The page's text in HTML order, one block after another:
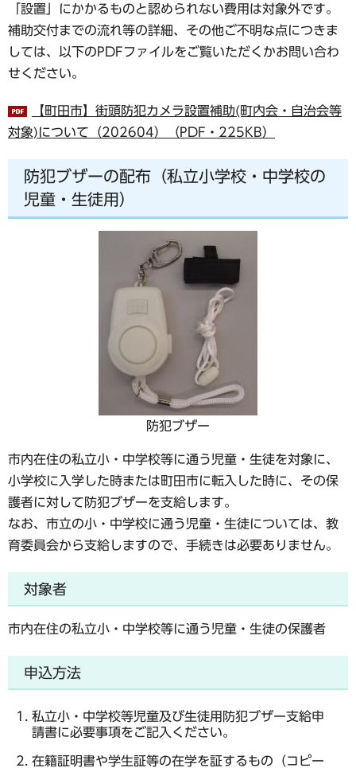
「設置」にかかるものと認められない費用は対象外です。
補助交付までの流れ等の詳細、その他ご不明な点につきま
しては、以下のPDFファイルをご覧いただくかお問い合わ
せください。
【町田市】街頭防犯カメラ設置補助(町内会・自治会等
対象)について（202604）（PDF・225KB）
防犯ブザーの配布（私立小学校・中学校の
児童・生徒用）
防犯ブザー
市内在住の私立小・中学校等に通う児童・生徒を対象に、
小学校に入学した時または町田市に転入した時に、その保
護者に対して防犯ブザーを支給します。
なお、市立の小・中学校に通う児童・生徒については、教
育委員会から支給しますので、手続きは必要ありません。
対象者
市内在住の私立小・中学校等に通う児童・生徒の保護者
申込方法
私立小・中学校等児童及び生徒用防犯ブザー支給申
請書に必要事項をご記入ください。
在籍証明書や学生証等の在学を証するもの（コピー